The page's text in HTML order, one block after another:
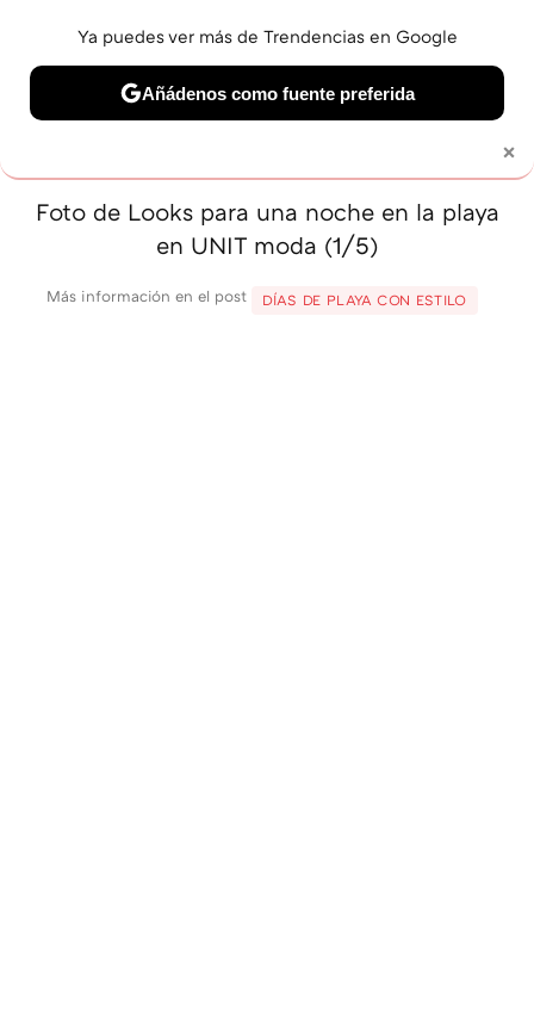
BELLEZA SHOPPING VIAJES GASTRO SNEAKERS
Foto de Looks para una noche en la playa
en UNIT moda (1/5)
Más información en el post DÍAS DE PLAYA CON ESTILO
×
Ya puedes ver más de Trendencias en Google
Añádenos como fuente preferida